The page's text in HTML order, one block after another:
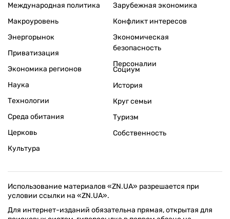
Международная политика
Макроуровень
Энергорынок
Приватизация
Экономика регионов
Зарубежная экономика
Конфликт интересов
Экономическая
безопасность
Персоналии
Наука
Технологии
Среда обитания
Церковь
Культура
Социум
История
Круг семьи
Туризм
Собственность
Использование материалов «ZN.UA» разрешается при
условии ссылки на «ZN.UA».
Для интернет-изданий обязательна прямая, открытая для